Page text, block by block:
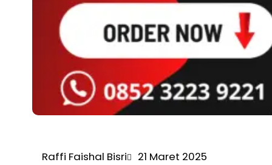
Raffi Faishal Bisri 21 Maret 2025